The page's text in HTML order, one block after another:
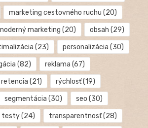
marketing cestovného ruchu (20)
marketing (20) obsah (29)
(23) personalizácia (30)
(82) reklama (67)
retencia (21) rýchlosť(19)
segmentácia (30) seo (30)
testy(24) transparentnosť(28)